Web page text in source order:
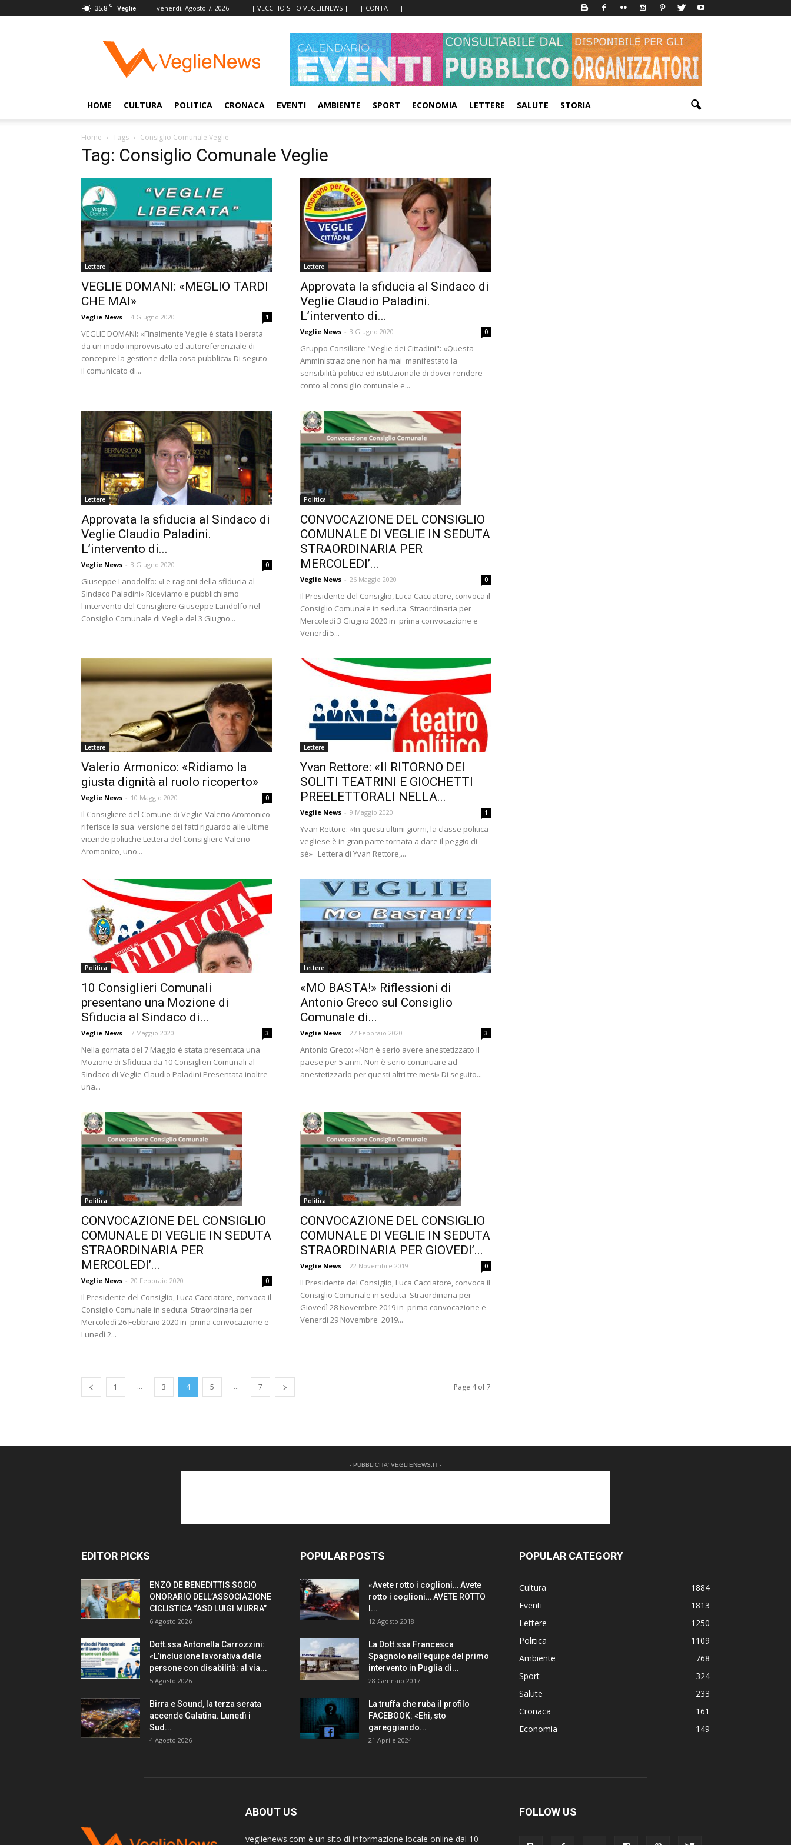
35.8 C Veglie venerdì, Agosto 7, 2026. | VECCHIO SITO VEGLIENEWS | | CONTATTI |
VeglieNews
Veglie
nel
HOME
CULTURA POLITICA CRONACA EVENTI AMBIENTE SPORT ECONOMIA LETTERE SALUTE STORIA
Home Tags Consiglio Comunale Veglie
Tag: Consiglio Comunale Veglie
Lettere
VEGLIE DOMANI: «MEGLIO TARDI
CHE MAI»
Veglie News - 4 Giugno 2020 1
VEGLIE DOMANI: «Finalmente Veglie è stata liberata
da un modo improvvisato ed autoreferenziale di
concepire la gestione della cosa pubblica» Di seguto
il comunicato di...
Lettere
Approvata la sfiducia al Sindaco di
Veglie Claudio Paladini.
L’intervento di...
Veglie News - 3 Giugno 2020 0
Gruppo Consiliare "Veglie dei Cittadini": «Questa
Amministrazione non ha mai manifestato la
sensibilità politica ed istituzionale di dover rendere
conto al consiglio comunale e...
Lettere
Approvata la sfiducia al Sindaco di
Veglie Claudio Paladini.
L’intervento di...
Veglie News - 3 Giugno 2020 0
Giuseppe Lanodolfo: «Le ragioni della sfiducia al
Sindaco Paladini» Riceviamo e pubblichiamo
l'intervento del Consigliere Giuseppe Landolfo nel
Consiglio Comunale di Veglie del 3 Giugno...
Politica
CONVOCAZIONE DEL CONSIGLIO
COMUNALE DI VEGLIE IN SEDUTA
STRAORDINARIA PER
MERCOLEDI’...
Veglie News - 26 Maggio 2020 0
Il Presidente del Consiglio, Luca Cacciatore, convoca il
Consiglio Comunale in seduta Straordinaria per
Mercoledì 3 Giugno 2020 in prima convocazione e
Venerdì 5...
Lettere
Valerio Armonico: «Ridiamo la
giusta dignità al ruolo ricoperto»
Veglie News - 10 Maggio 2020 0
Il Consigliere del Comune di Veglie Valerio Aromonico
riferisce la sua versione dei fatti riguardo alle ultime
vicende politiche Lettera del Consigliere Valerio
Aromonico, uno...
Lettere
Yvan Rettore: «Il RITORNO DEI
SOLITI TEATRINI E GIOCHETTI
PREELETTORALI NELLA...
Veglie News - 9 Maggio 2020 1
Yvan Rettore: «In questi ultimi giorni, la classe politica
vegliese è in gran parte tornata a dare il peggio di
sé» Lettera di Yvan Rettore,...
Politica
10 Consiglieri Comunali
presentano una Mozione di
Sfiducia al Sindaco di...
Veglie News - 7 Maggio 2020 3
Nella gornata del 7 Maggio è stata presentata una
Mozione di Sfiducia da 10 Consiglieri Comunali al
Sindaco di Veglie Claudio Paladini Presentata inoltre
una...
Lettere
«MO BASTA!» Riflessioni di
Antonio Greco sul Consiglio
Comunale di...
Veglie News - 27 Febbraio 2020 3
Antonio Greco: «Non è serio avere anestetizzato il
paese per 5 anni. Non è serio continuare ad
anestetizzarlo per questi altri tre mesi» Di seguito...
Politica
CONVOCAZIONE DEL CONSIGLIO
COMUNALE DI VEGLIE IN SEDUTA
STRAORDINARIA PER
MERCOLEDI’...
Veglie News - 20 Febbraio 2020 0
Il Presidente del Consiglio, Luca Cacciatore, convoca il
Consiglio Comunale in seduta Straordinaria per
Mercoledì 26 Febbraio 2020 in prima convocazione e
Lunedì 2...
Politica
CONVOCAZIONE DEL CONSIGLIO
COMUNALE DI VEGLIE IN SEDUTA
STRAORDINARIA PER GIOVEDI’...
Veglie News - 22 Novembre 2019 0
Il Presidente del Consiglio, Luca Cacciatore, convoca il
Consiglio Comunale in seduta Straordinaria per
Giovedì 28 Novembre 2019 in prima convocazione e
Venerdì 29 Novembre 2019...
1 ... 3 4 5 ... 7 Page 4 of 7
- PUBBLICITA' VEGLIENEWS.IT -
EDITOR PICKS
ENZO DE BENEDITTIS SOCIO
ONORARIO DELL’ASSOCIAZIONE
CICLISTICA “ASD LUIGI MURRA”
6 Agosto 2026
Dott.ssa Antonella Carrozzini:
«L’inclusione lavorativa delle
persone con disabilità: al via...
5 Agosto 2026
Birra e Sound, la terza serata
accende Galatina. Lunedì i
Sud...
4 Agosto 2026
POPULAR POSTS
«Avete rotto i coglioni… Avete
rotto i coglioni… AVETE ROTTO
I...
12 Agosto 2018
La Dott.ssa Francesca
Spagnolo nell’equipe del primo
intervento in Puglia di...
28 Gennaio 2017
La truffa che ruba il profilo
FACEBOOK: «Ehi, sto
gareggiando...
21 Aprile 2024
POPULAR CATEGORY
Cultura
1884
Eventi
1813
Lettere
1250
Politica
1109
Ambiente
768
Sport
324
Salute
233
Cronaca
161
Economia
149
ABOUT US
veglienews.com è un sito di informazione locale online dal 10
FOLLOW US